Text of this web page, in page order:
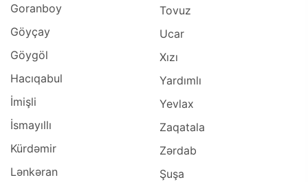
Goranboy
Göyçay
Göygöl
Hacıqabul
İmişli
İsmayıllı
Kürdəmir
Lənkəran
Tovuz
Ucar
Xızı
Yardımlı
Yevlax
Zaqatala
Zərdab
Şuşa